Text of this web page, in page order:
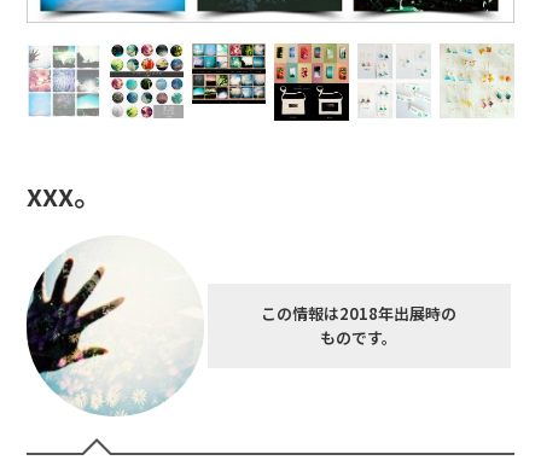
xxx。
この情報は2018年出展時の
ものです。